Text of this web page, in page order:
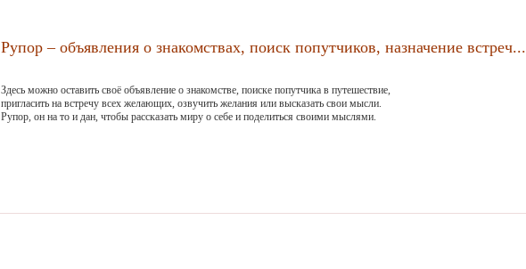
Рупор – объявления о знакомствах, поиск попутчиков, назначение встреч...
Здесь можно оставить своё объявление о знакомстве, поиске попутчика в путешествие,
пригласить на встречу всех желающих, озвучить желания или высказать свои мысли.
Рупор, он на то и дан, чтобы рассказать миру о себе и поделиться своими мыслями.